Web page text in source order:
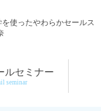
使ったやわらかセールス
ルセミナー
seminar